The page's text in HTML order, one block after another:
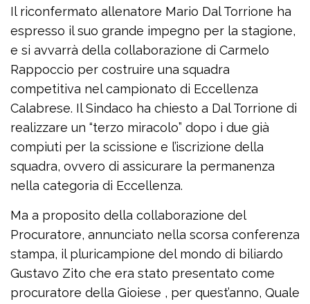
Il riconfermato allenatore Mario Dal Torrione ha
espresso il suo grande impegno per la stagione,
e si avvarrà della collaborazione di Carmelo
Rappoccio per costruire una squadra
competitiva nel campionato di Eccellenza
Calabrese. Il Sindaco ha chiesto a Dal Torrione di
realizzare un “terzo miracolo” dopo i due già
compiuti per la scissione e l’iscrizione della
squadra, ovvero di assicurare la permanenza
nella categoria di Eccellenza.
Ma a proposito della collaborazione del
Procuratore, annunciato nella scorsa conferenza
stampa, il pluricampione del mondo di biliardo
Gustavo Zito che era stato presentato come
procuratore della Gioiese , per quest’anno, Quale